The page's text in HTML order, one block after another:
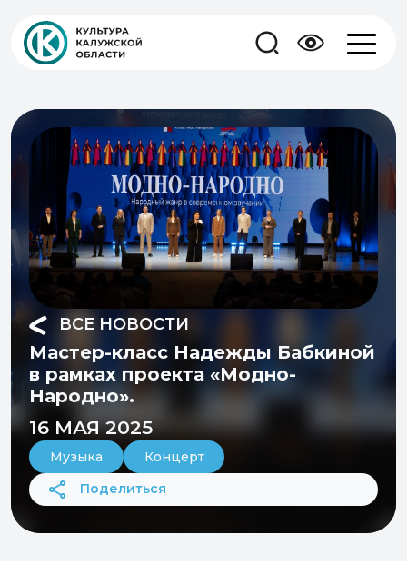
ВСЕ НОВОСТИ
Мастер-класс Надежды Бабкиной
в рамках проекта «Модно-
Народно».
16 МАЯ 2025
Музыка
Концерт
Поделиться